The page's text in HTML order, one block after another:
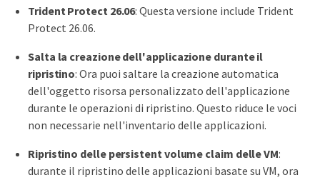
Trident Protect 26.06: Questa versione include Trident
Protect 26.06.
Salta la creazione dell'applicazione durante il
ripristino: Ora puoi saltare la creazione automatica
dell'oggetto risorsa personalizzato dell'applicazione
durante le operazioni di ripristino. Questo riduce le voci
non necessarie nell'inventario delle applicazioni.
Ripristino delle persistent volume claim delle VM:
durante il ripristino delle applicazioni basate su VM, ora